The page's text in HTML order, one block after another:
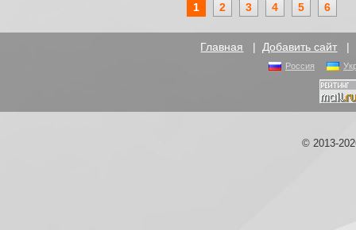
1 2 3 4 5 6
Главная | Добавить сайт |
Россия
© 2013-